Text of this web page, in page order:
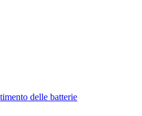
delle batterie